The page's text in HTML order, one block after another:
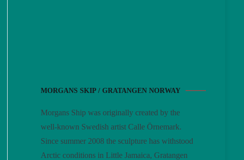
MORGANS SKIP / GRATANGEN NORWAY
Morgans Ship was originally created by the
well-known Swedish artist Calle Örnemark.
Since summer 2008 the sculpture has withstood
Arctic conditions in Little Jamaica, Gratangen